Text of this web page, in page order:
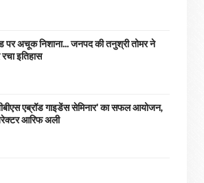
पर अचूक निशाना... जनपद की तनुश्री तोमर ने
इतिहास
एब्रॉड गाइडेंस सेमिनार' का सफल आयोजन,
आरिफ अली